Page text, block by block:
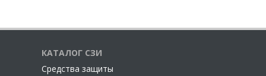
КАТАЛОГ СЗИ
Cредства защиты